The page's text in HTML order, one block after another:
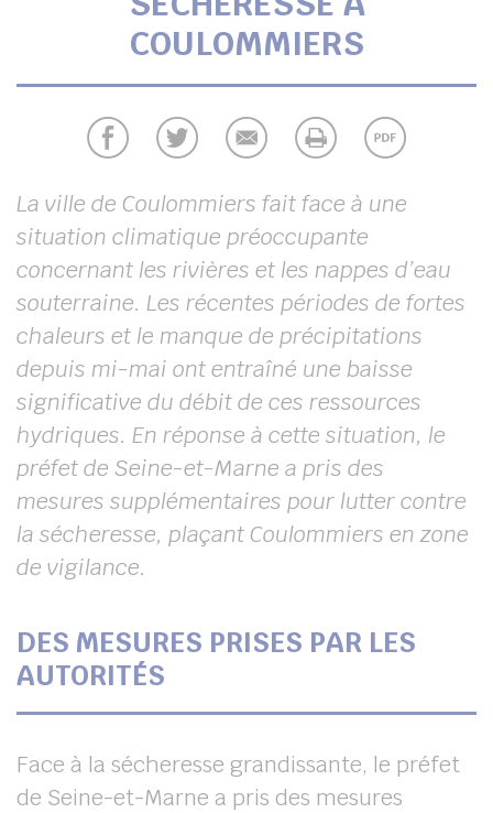
COULOMMIERS
La ville de Coulommiers fait face à une
situation climatique préoccupante
concernant les rivières et les nappes d’eau
souterraine. Les récentes périodes de fortes
chaleurs et le manque de précipitations
depuis mi-mai ont entraîné une baisse
significative du débit de ces ressources
hydriques. En réponse à cette situation, le
préfet de Seine-et-Marne a pris des
mesures supplémentaires pour lutter contre
la sécheresse, plaçant Coulommiers en zone
de vigilance.
DES MESURES PRISES PAR LES
AUTORITÉS
Face à la sécheresse grandissante, le préfet
de Seine-et-Marne a pris des mesures